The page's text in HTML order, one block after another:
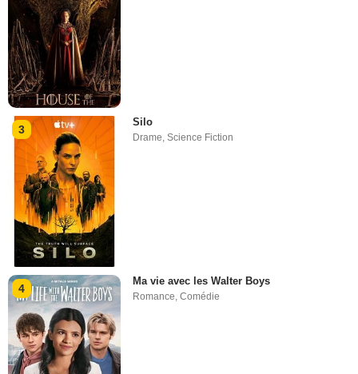
3
Silo
Drame,Science Fiction
4
Ma vie avec les Walter Boys
Romance ,Comédie